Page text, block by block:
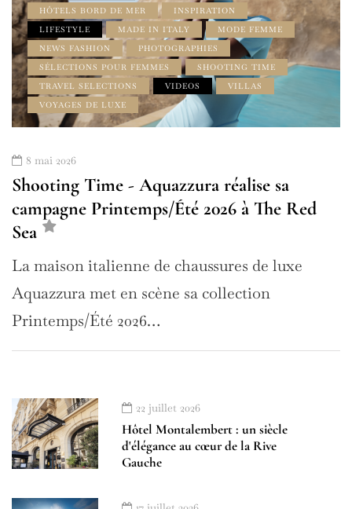
HÔTELS BORD DE MER
INSPIRATION
LIFESTYLE
MADE IN ITALY
MODE FEMME
NEWS FASHION
PHOTOGRAPHIES
SÉLECTIONS POUR FEMMES
SHOOTING TIME
TRAVEL SELECTIONS
VIDEOS
VILLAS
VOYAGES DE LUXE
8 mai 2026
Shooting Time - Aquazzura réalise sa
campagne Printemps/Été 2026 à The Red
Sea
La maison italienne de chaussures de luxe
Aquazzura met en scène sa collection
Printemps/Été 2026…
22 juillet 2026
Hôtel Montalembert : un siècle
d'élégance au cœur de la Rive
Gauche